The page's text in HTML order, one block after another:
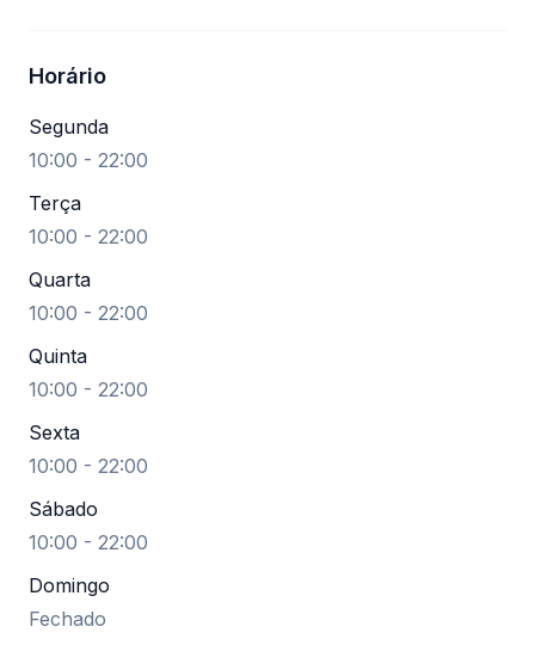
Horário
Segunda
10:00 - 22:00
Terça
10:00 - 22:00
Quarta
10:00 - 22:00
Quinta
10:00 - 22:00
Sexta
10:00 - 22:00
Sábado
10:00 - 22:00
Domingo
Fechado